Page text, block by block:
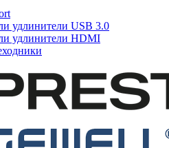
удлинители USB 3.0
удлинители HDMI